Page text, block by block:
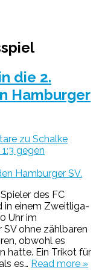
die 2.
Hamburger
zu Schalke
gegen
des FC
in einem Zweitliga-
Uhr im
ohne zählbaren
obwohl es
hatte. Ein Trikot für
es… Read more »